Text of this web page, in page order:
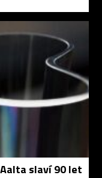
slaví 90 let